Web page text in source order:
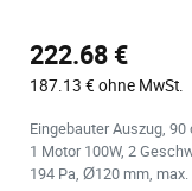
222.68 €
187.13 € ohne MwSt.
Eingebauter Auszug,
1 Motor 100W, 2
194 Pa, Ø120 mm,